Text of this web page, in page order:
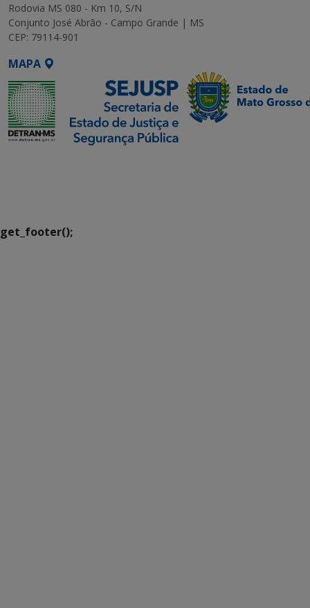
Rodovia MS 080 - Km 10, S/N
Conjunto José Abrão - Campo Grande | MS
CEP: 79114-901
MAPA
get_footer();